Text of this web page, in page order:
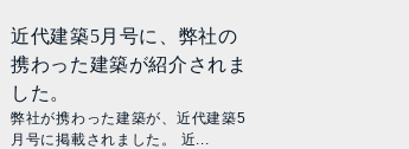
近代建築5月号に、弊社の
携わった建築が紹介されま
した。
弊社が携わった建築が、近代建築5
月号に掲載されました。 近...